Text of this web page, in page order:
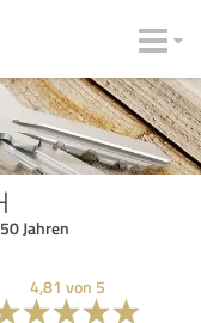
Jahren
4,81 von 5